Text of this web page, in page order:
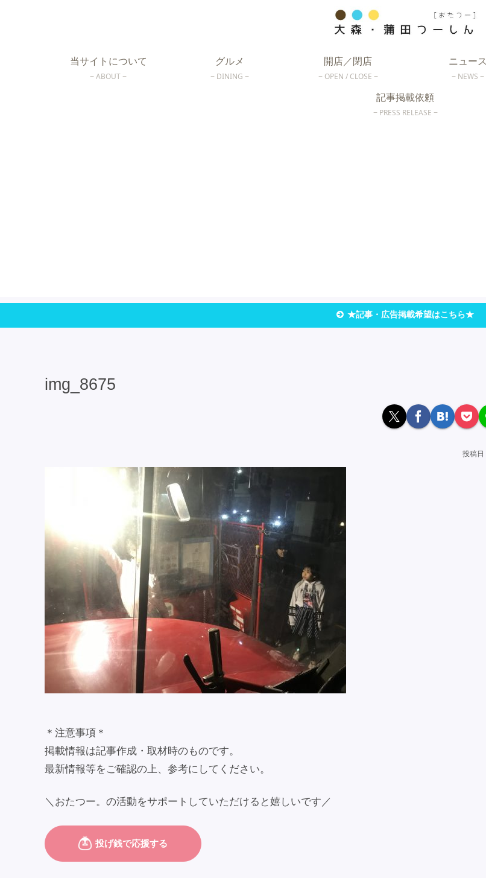
当サイトについて
ABOUT
グルメ
DINING
開店／閉店
OPEN / CLOSE
ニュース
NEWS
記事掲載依頼
PRESS RELEASE
★記事・広告掲載希望はこちら★
img_8675
＊注意事項＊
掲載情報は記事作成・取材時のものです。
最新情報等をご確認の上、参考にしてください。
＼おたつー。の活動をサポートしていただけると嬉しいです／